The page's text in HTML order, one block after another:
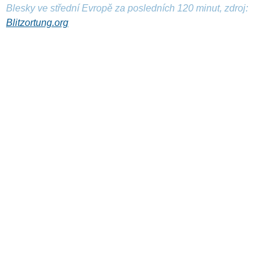
Blesky ve střední Evropě za posledních 120 minut, zdroj:
Blitzortung.org